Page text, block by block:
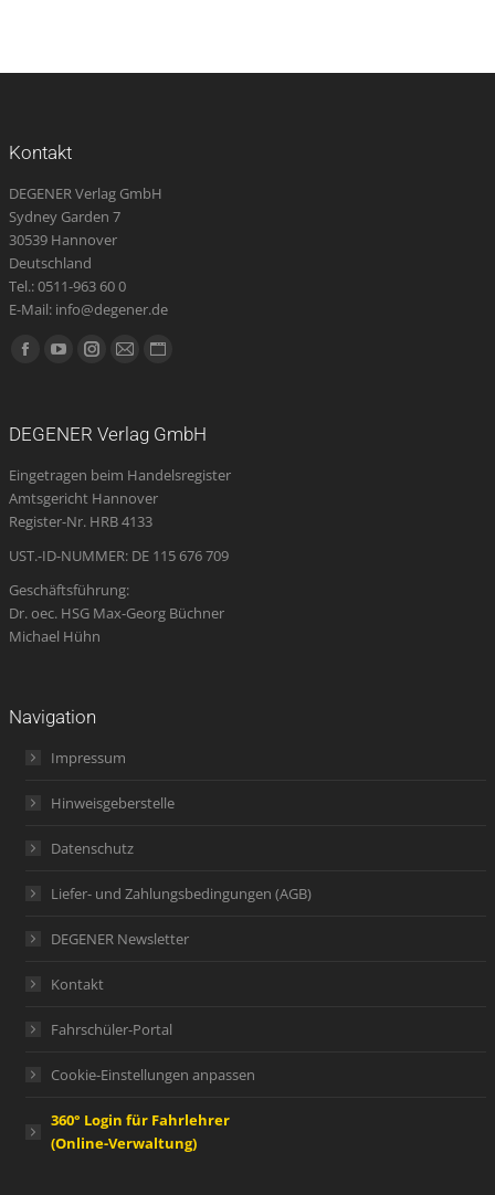
Kontakt
DEGENER Verlag GmbH
Sydney Garden 7
30539 Hannover
Deutschland
Tel.: 0511-963 60 0
E-Mail: info@degener.de
Finden Sie uns auf:
Facebook
new
window
YouTube
new
window
Instagram
new
window
E-
opens
in
new
Website
new
DEGENER Verlag GmbH
Eingetragen beim Handelsregister
Amtsgericht Hannover
Register-Nr. HRB 4133
UST.-ID-NUMMER: DE 115 676 709
Geschäftsführung:
Dr. oec. HSG Max-Georg Büchner
Michael Hühn
Navigation
Impressum
Hinweisgeberstelle
Datenschutz
Liefer- und Zahlungsbedingungen (AGB)
DEGENER Newsletter
Kontakt
Fahrschüler-Portal
Cookie-Einstellungen anpassen
360° Login für Fahrlehrer
(Online-Verwaltung)